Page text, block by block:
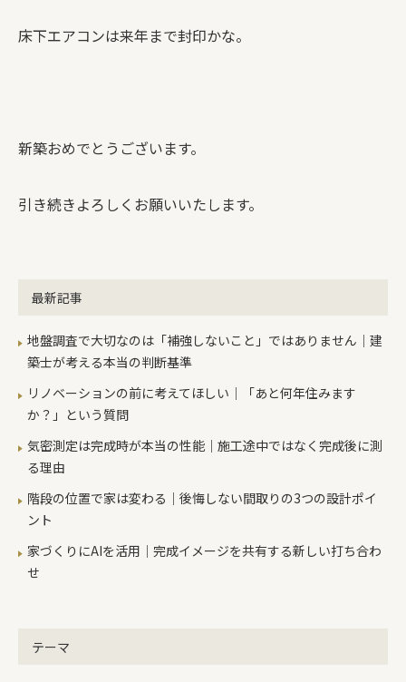
床下エアコンは来年まで封印かな。
新築おめでとうございます。
引き続きよろしくお願いいたします。
最新記事
地盤調査で大切なのは「補強しないこと」ではありません｜建
築士が考える本当の判断基準
リノベーションの前に考えてほしい｜「あと何年住みます
か？」という質問
気密測定は完成時が本当の性能｜施工途中ではなく完成後に測
る理由
階段の位置で家は変わる｜後悔しない間取りの3つの設計ポイ
ント
家づくりにAIを活用｜完成イメージを共有する新しい打ち合わ
せ
テーマ